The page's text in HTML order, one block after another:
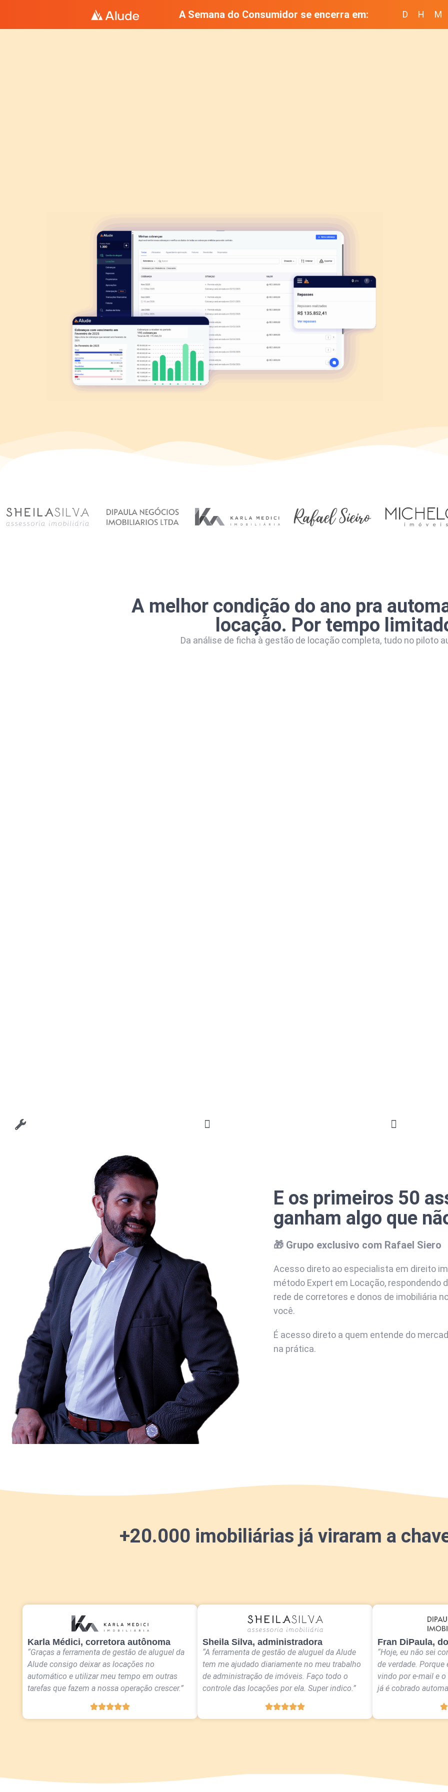
A Semana do Consumidor se encerra em: D H M
A melhor condição do ano pra
locação. Por tempo
Da análise de ficha à gestão de locação completa, tudo no piloto
E os primeiros 50
ganham algo que
🎁 Grupo exclusivo com Rafael Siero
Acesso direto ao especialista em direito
método Expert em Locação, respondendo
rede de corretores e donos de imobiliária
você.
É acesso direto a quem entende do
na prática.
+20.000 imobiliárias já viraram a
Karla Médici, corretora autônoma
“Graças a ferramenta de gestão de aluguel da
Alude consigo deixar as locações no
automático e utilizar meu tempo em outras
tarefas que fazem a nossa operação crescer.”
Sheila Silva, administradora
“A ferramenta de gestão de aluguel da Alude
tem me ajudado diariamente no meu trabalho
de administração de imóveis. Faço todo o
controle das locações por ela. Super indico.”
Fran DiPaula,
“Hoje, eu não sei
de verdade.
vindo por e-mail e
já é cobrado